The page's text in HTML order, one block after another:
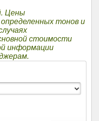
Цены
тонов и
стоимости
информации